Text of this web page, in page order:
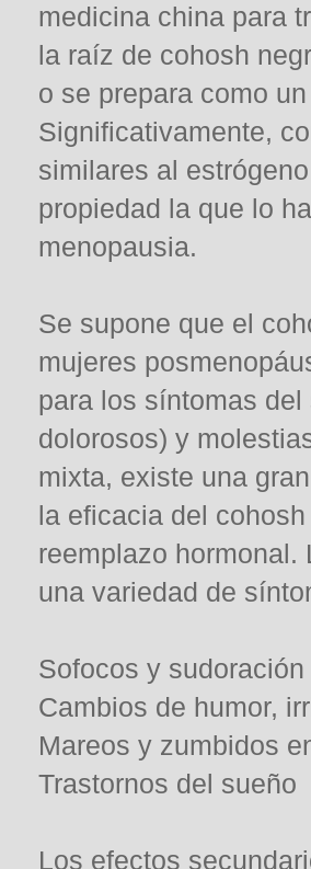
medicina china para
la raíz de cohosh
o se prepara como
Significativamente,
similares al
propiedad la que lo
menopausia.
Se supone que el
mujeres
para los síntomas
dolorosos) y
mixta, existe una
la eficacia del
reemplazo hormonal.
una variedad de
Sofocos y
Cambios de humor,
Mareos y zumbidos
Trastornos del sueño
Los efectos